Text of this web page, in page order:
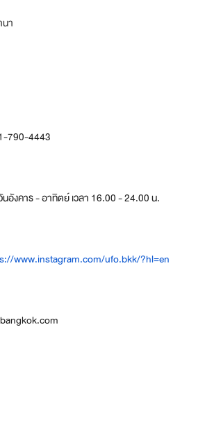
า
790-4443
อังคาร - อาทิตย์ เวลา 16.00 - 24.00 น.
www.instagram.com/ufo.bkk/?hl=en